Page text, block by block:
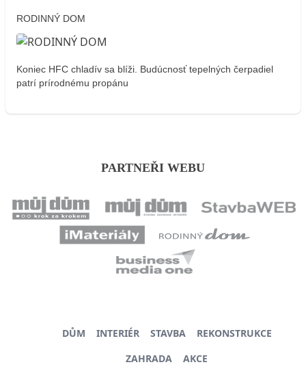
RODINNÝ DOM
Koniec HFC chladív sa blíži. Budúcnosť tepelných čerpadiel
patrí prírodnému propánu
PARTNEŘI WEBU
DŮM INTERIÉR STAVBA
REKONSTRUKCE
ZAHRADA
AKCE